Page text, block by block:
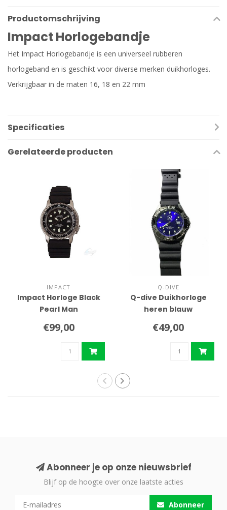
Productomschrijving
Impact Horlogebandje
Het Impact Horlogebandje is een universeel rubberen
horlogeband en is geschikt voor diverse merken duikhorloges.
Verkrijgbaar in de maten 16, 18 en 22 mm
Specificaties
Gerelateerde producten
IMPACT
Impact Horloge Black
Pearl Man
€99,00
Q-DIVE
Q-dive Duikhorloge
heren blauw
€49,00
Abonneer je op onze nieuwsbrief
Blijf op de hoogte over onze laatste acties
Abonneer